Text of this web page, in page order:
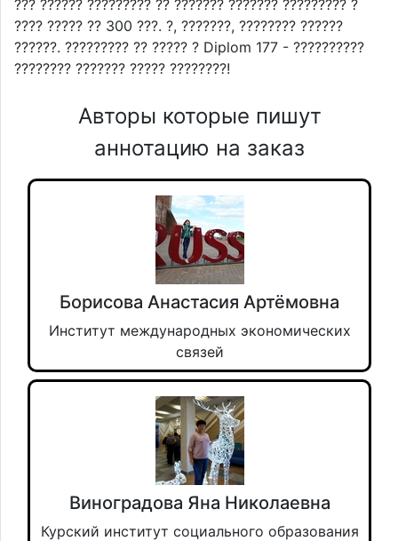
??? ?????? ????????? ?? ??????? ??????? ????????? ?
???? ????? ?? 300 ???. ?, ???????, ???????? ??????
??????. ????????? ?? ????? ? Diplom 177 - ??????????
???????? ??????? ????? ????????!
Авторы которые пишут
аннотацию на заказ
Борисова Анастасия Артёмовна
Институт международных экономических
связей
Виноградова Яна Николаевна
Курский институт социального образования